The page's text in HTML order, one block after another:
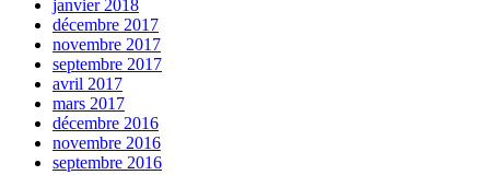
janvier 2018
décembre 2017
novembre 2017
septembre 2017
avril 2017
mars 2017
décembre 2016
novembre 2016
septembre 2016